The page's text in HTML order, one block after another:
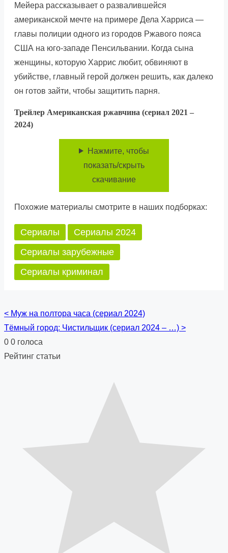
Мейера рассказывает о развалившейся
американской мечте на примере Дела Харриса —
главы полиции одного из городов Ржавого пояса
США на юго-западе Пенсильвании. Когда сына
женщины, которую Харрис любит, обвиняют в
убийстве, главный герой должен решить, как далеко
он готов зайти, чтобы защитить парня.
Трейлер Американская ржавчина (сериал 2021 –
2024)
Нажмите, чтобы
показать/скрыть
скачивание
Похожие материалы смотрите в наших подборках:
Сериалы
Сериалы 2024
Сериалы зарубежные
Сериалы криминал
Posts
navigation
< Муж на полтора часа (сериал 2024)
Тёмный город: Чистильщик (сериал 2024 – …) >
0 0 голоса
Рейтинг статьи